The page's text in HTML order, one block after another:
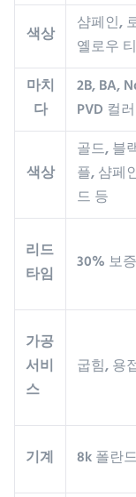
색상
샴페인,
옐로우
마치
다
2B, BA,
PVD 컬
색상
골드, 블
플, 샴페
드 등
리드
타임
30% 보
가공
서비
스
굽힘, 용
기계 8k 폴란